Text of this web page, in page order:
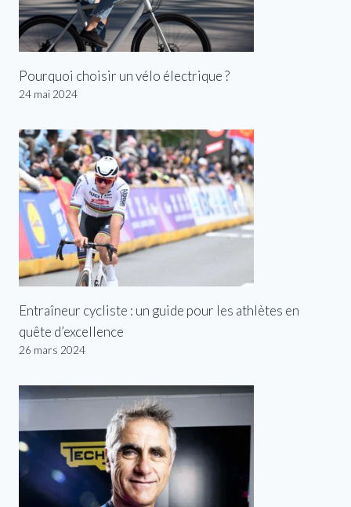
Pourquoi choisir un vélo électrique ?
24 mai 2024
Entraîneur cycliste : un guide pour les athlètes en
quête d’excellence
26 mars 2024